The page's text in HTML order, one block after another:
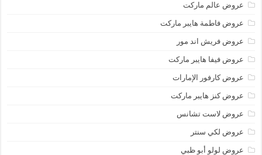
عروض عالم ماركت
عروض فاطمة هايبر ماركت
عروض فريش اند مور
عروض فيفا هايبر ماركت
عروض كارفور الإمارات
عروض كنز هايبر ماركت
عروض لاست تشانس
عروض لكي سنتر
عروض لولو أبو ظبي